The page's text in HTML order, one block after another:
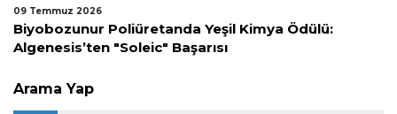
08 Temmuz 2026
Merck, Bio-Techne’yi 11,3 Milyar Dolara Bünyesine
Katıyor
Arama Yap